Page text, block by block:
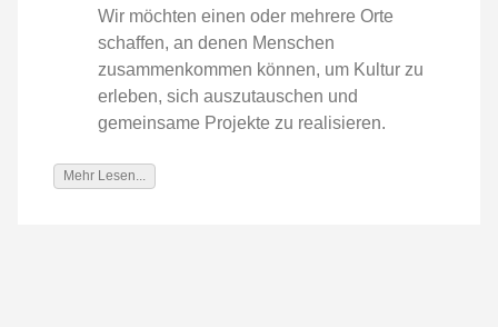
Wir möchten einen oder mehrere Orte
schaffen, an denen Menschen
zusammenkommen können, um Kultur zu
erleben, sich auszutauschen und
gemeinsame Projekte zu realisieren.
Mehr Lesen...